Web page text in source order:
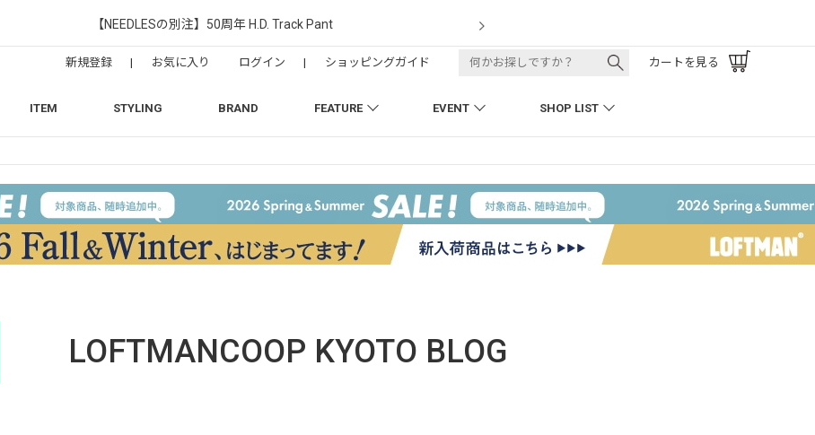
【NEEDLESの別注】50周年 H.D. Track Pant
ITEM STYLING BRAND FEATURE EVENT SHOP LIST
新規登録 | お気に入り ログイン | ショッピングガイド カートを見る
LOFTMANCOOP KYOTO BLOG